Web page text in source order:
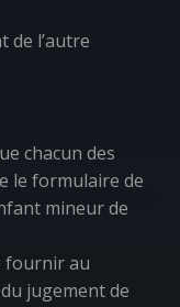
de l’autre
chacun des
le formulaire de
mineur de
fournir au
jugement de